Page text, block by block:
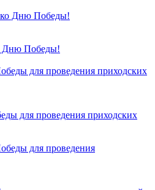
Дню Победы!
для проведения приходских